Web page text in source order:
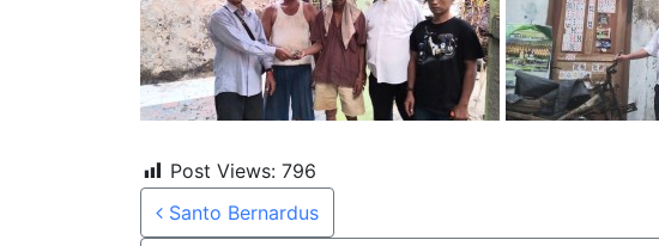
Post Views: 796
Post navigation
Santo Bernardus